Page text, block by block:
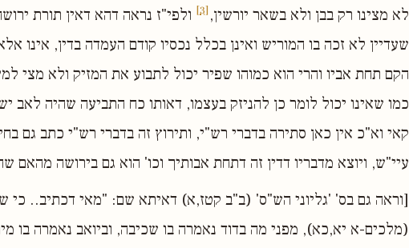
לא מצינו רק בבן ולא בשאר יורשין, [3]
ולפי"ז נראה דהא דאין תורת
שעדיין לא זכה בו המוריש ואינן בכלל נכסיו קודם העמדה בדין, אינו
הקם תחת אביו והרי הוא כמוהו שפיר יכול לתבוע את המזיק ולא מצי
כמו שאינו יכול לומר כן להניזק בעצמו, דאותו כח התביעה שהיה לאב
קאי וא"כ אין כאן סתירה בדברי רש"י, ותירוץ זה בדברי רש"י כתב גם
עיי"ש, ויוצא מדבריו דדין זה דתחת אבותיך וכו' הוא גם בירושה מהאם
[וראה גם בס' 'גליוני הש"ס' (ב"ב קטז,א) דאיתא שם: "מאי דכתיב.. כי
(מלכים-א יא,כא), מפני מה בדוד נאמרה בו שכיבה, וביואב נאמרה בו